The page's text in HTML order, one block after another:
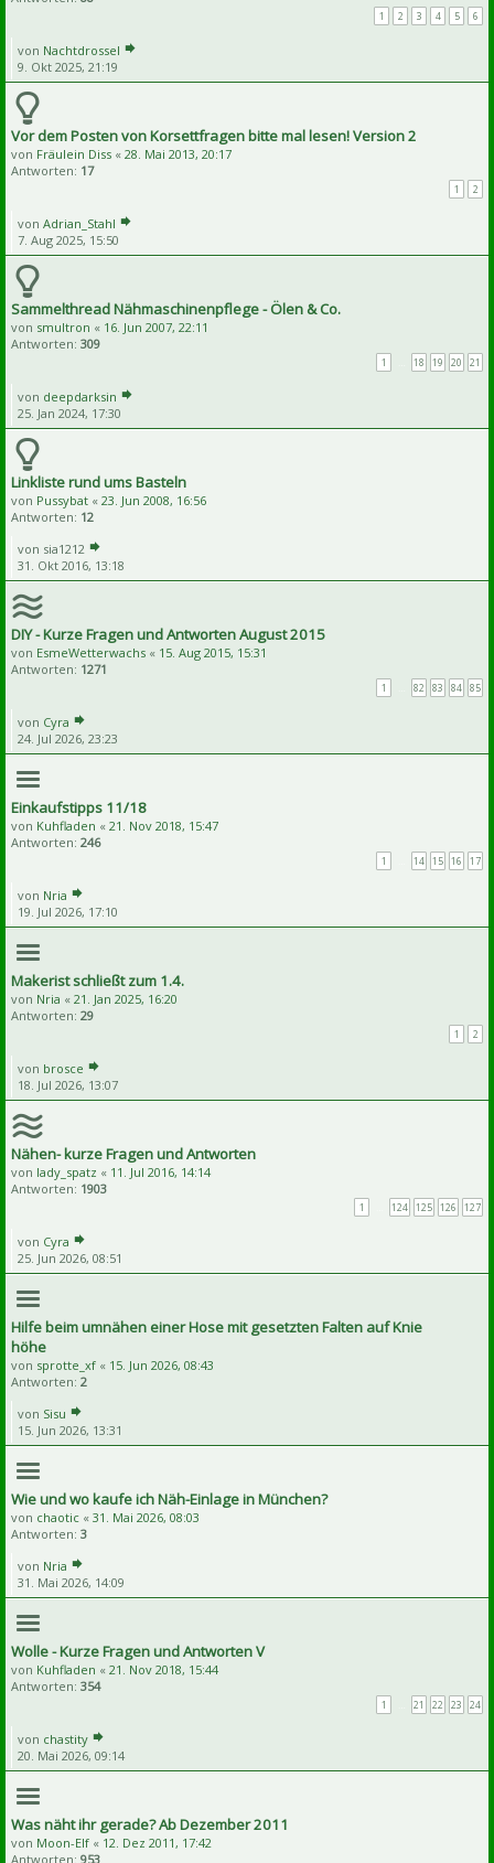
1 2 3 4 5 6
von Nachtdrossel
9. Okt 2025, 21:19
Vor dem Posten von Korsettfragen bitte mal lesen! Version 2
von Fräulein Diss « 28. Mai 2013, 20:17
Antworten: 17
1 2
von Adrian_Stahl
7. Aug 2025, 15:50
Sammelthread Nähmaschinenpflege - Ölen & Co.
von smultron « 16. Jun 2007, 22:11
Antworten: 309
1 18 19 20 21
von deepdarksin
25. Jan 2024, 17:30
Linkliste rund ums Basteln
von Pussybat « 23. Jun 2008, 16:56
Antworten: 12
von sia1212
31. Okt 2016, 13:18
DIY - Kurze Fragen und Antworten August 2015
von EsmeWetterwachs « 15. Aug 2015, 15:31
Antworten: 1271
1 82 83 84 85
von Cyra
24. Jul 2026, 23:23
Einkaufstipps 11/18
von Kuhfladen « 21. Nov 2018, 15:47
Antworten: 246
1 14 15 16 17
von Nria
19. Jul 2026, 17:10
Makerist schließt zum 1.4.
von Nria « 21. Jan 2025, 16:20
Antworten: 29
1 2
von brosce
18. Jul 2026, 13:07
Nähen- kurze Fragen und Antworten
von lady_spatz « 11. Jul 2016, 14:14
Antworten: 1903
1 124 125 126 127
von Cyra
25. Jun 2026, 08:51
Hilfe beim umnähen einer Hose mit gesetzten Falten auf Knie
höhe
von sprotte_xf « 15. Jun 2026, 08:43
Antworten: 2
von Sisu
15. Jun 2026, 13:31
Wie und wo kaufe ich Näh-Einlage in München?
von chaotic « 31. Mai 2026, 08:03
Antworten: 3
von Nria
31. Mai 2026, 14:09
Wolle - Kurze Fragen und Antworten V
von Kuhfladen « 21. Nov 2018, 15:44
Antworten: 354
1 21 22 23 24
von chastity
20. Mai 2026, 09:14
Was näht ihr gerade? Ab Dezember 2011
von Moon-Elf « 12. Dez 2011, 17:42
Antworten: 953